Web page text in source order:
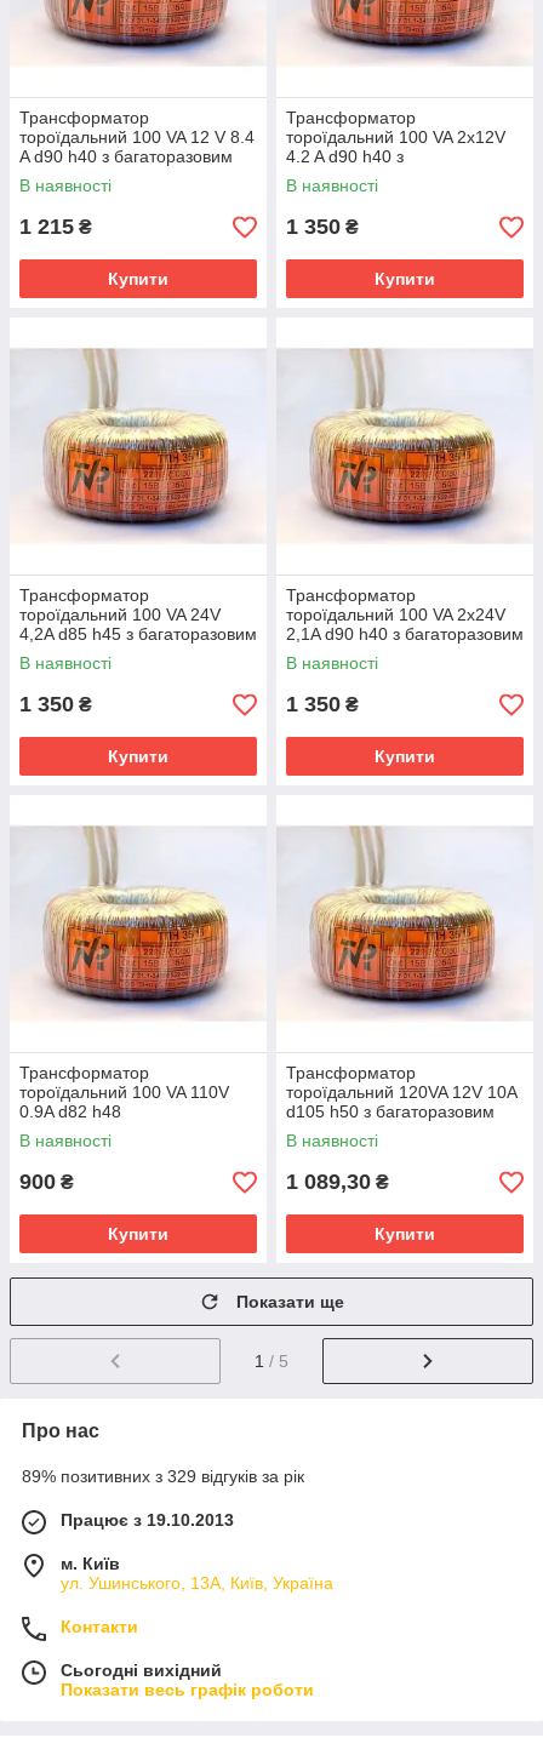
Трансформатор
тороїдальний 100 VA 12 V 8.4
A d90 h40 з багаторазовим
термозапобіжником
В наявності
1 215 ₴
Купити
Трансформатор
тороїдальний 100 VA 2x12V
4.2 A d90 h40 з
багаторазовим
термозапобіжником
В наявності
1 350 ₴
Купити
Трансформатор
тороїдальний 100 VA 24V
4,2A d85 h45 з багаторазовим
термозапобіжником
В наявності
1 350 ₴
Купити
Трансформатор
тороїдальний 100 VA 2х24V
2,1A d90 h40 з багаторазовим
термозапобіжником
В наявності
1 350 ₴
Купити
Трансформатор
тороїдальний 100 VA 110V
0.9A d82 h48
автотрансформатор
тороїдальний
В наявності
900 ₴
Купити
Трансформатор
тороїдальний 120VA 12V 10A
d105 h50 з багаторазовим
термозапобіжником
В наявності
1 089,30 ₴
Купити
Показати ще
1 / 5
Про нас
89% позитивних з 329 відгуків за рік
Працює з 19.10.2013
м. Київ
ул. Ушинського, 13А, Київ, Україна
Контакти
Сьогодні вихідний
Показати весь графік роботи